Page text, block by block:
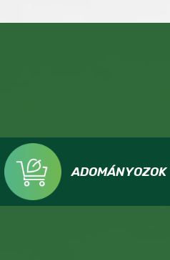
ADOMÁNYOZOK